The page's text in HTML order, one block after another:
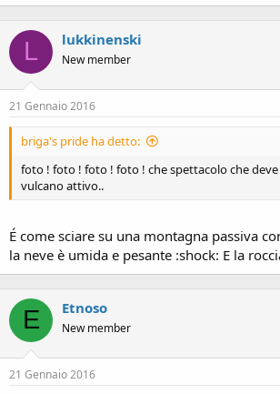
L lukkinenski
New member
21 Gennaio 2016
briga's pride ha detto:
foto ! foto ! foto ! foto ! che spettacolo che deve
vulcano attivo..
É come sciare su una montagna passiva
la neve è umida e pesante :shock: E la
E Etnoso
New member
21 Gennaio 2016